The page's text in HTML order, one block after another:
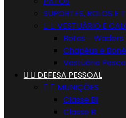
SUPORTES, ROLOS E
  VESTUÁRIO E
Botas - Waders
Chapéus e
Vestuário Pesca
  DEFESA PESSOAL
  MUNIÇÕES
Classe B1
Classe B